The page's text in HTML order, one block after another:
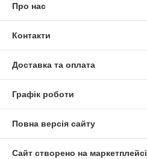
Про нас
Контакти
Доставка та оплата
Графік роботи
Повна версія сайту
Сайт створено на маркетплейсі